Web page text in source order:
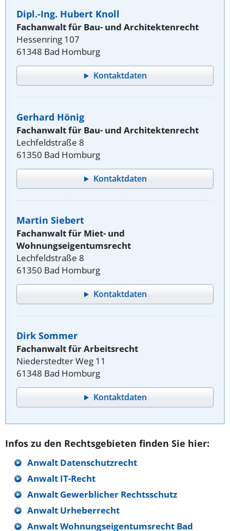
Dipl.-Ing. Hubert Knoll
Fachanwalt für Bau- und Architektenrecht
Hessenring 107
61348 Bad Homburg
Kontaktdaten
Gerhard Hönig
Fachanwalt für Bau- und Architektenrecht
Lechfeldstraße 8
61350 Bad Homburg
Kontaktdaten
Martin Siebert
Fachanwalt für Miet- und
Wohnungseigentumsrecht
Lechfeldstraße 8
61350 Bad Homburg
Kontaktdaten
Dirk Sommer
Fachanwalt für Arbeitsrecht
Niederstedter Weg 11
61348 Bad Homburg
Kontaktdaten
Infos zu den Rechtsgebieten finden Sie hier:
Anwalt Datenschutzrecht
Anwalt IT-Recht
Anwalt Gewerblicher Rechtsschutz
Anwalt Urheberrecht
Anwalt Wohnungseigentumsrecht Bad